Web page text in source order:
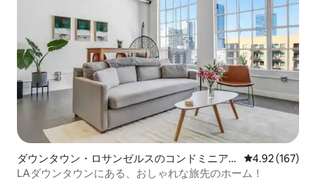
ダウンタウン・ロサンゼルスのコンドミニア
ム
レビュー167
4.92 (167)
LAダウンタウンにある、おしゃれな旅先のホーム！